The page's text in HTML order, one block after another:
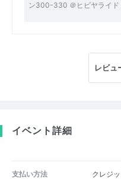
ン300-330 ＠ヒビヤライド
レビュ
イベント詳細
支払い方法 クレジ